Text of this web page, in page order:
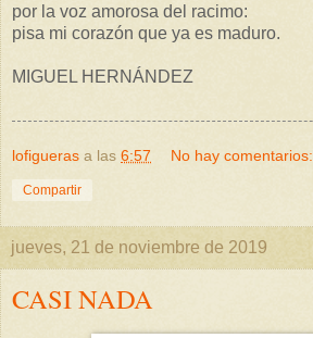
por la voz amorosa del racimo:
pisa mi corazón que ya es maduro.
MIGUEL HERNÁNDEZ
lofigueras a las 6:57 No hay comentarios:
Compartir
jueves, 21 de noviembre de 2019
CASI NADA